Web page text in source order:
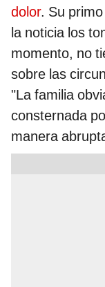
dolor. Su
la noticia los
momento, no
sobre las
"La familia
consternada
manera